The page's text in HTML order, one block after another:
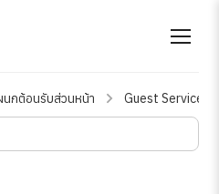
นกต้อนรับส่วนหน้า Guest Service